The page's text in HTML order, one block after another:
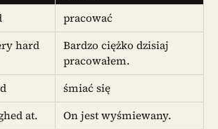
pracować
hard
Bardzo ciężko dzisiaj
pracowałem.
śmiać się
at.
On jest wyśmiewany.